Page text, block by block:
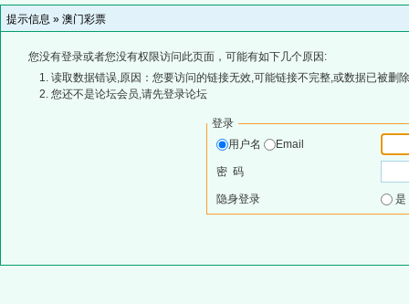
提示信息 » 澳门彩票
您没有登录或者您没有权限访问此页面，可能有如下几个原因:
读取数据错误,原因：您要访问的链接无效,可能链接不完整,或数据已被删
您还不是论坛会员,请先登录论坛
登录
用户名
Email
密 码
隐身登录